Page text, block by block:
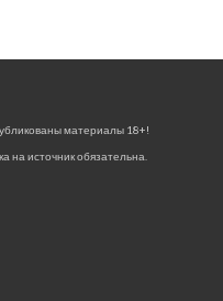
материалы 18+!
на источник обязательна.